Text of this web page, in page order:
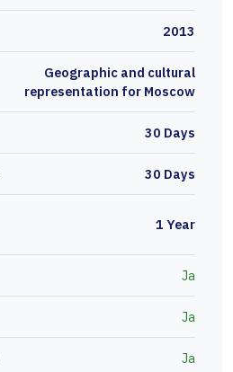
2013
Geographic and cultural
representation for Moscow
30 Days
30 Days
1 Year
Ja
Ja
Ja